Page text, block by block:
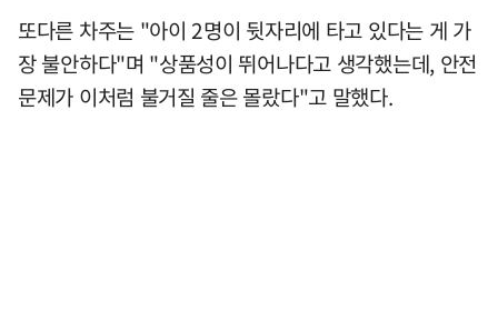
또다른 차주는 "아이 2명이 뒷자리에 타고 있다는 게 가
장 불안하다"며 "상품성이 뛰어나다고 생각했는데, 안전
문제가 이처럼 불거질 줄은 몰랐다"고 말했다.